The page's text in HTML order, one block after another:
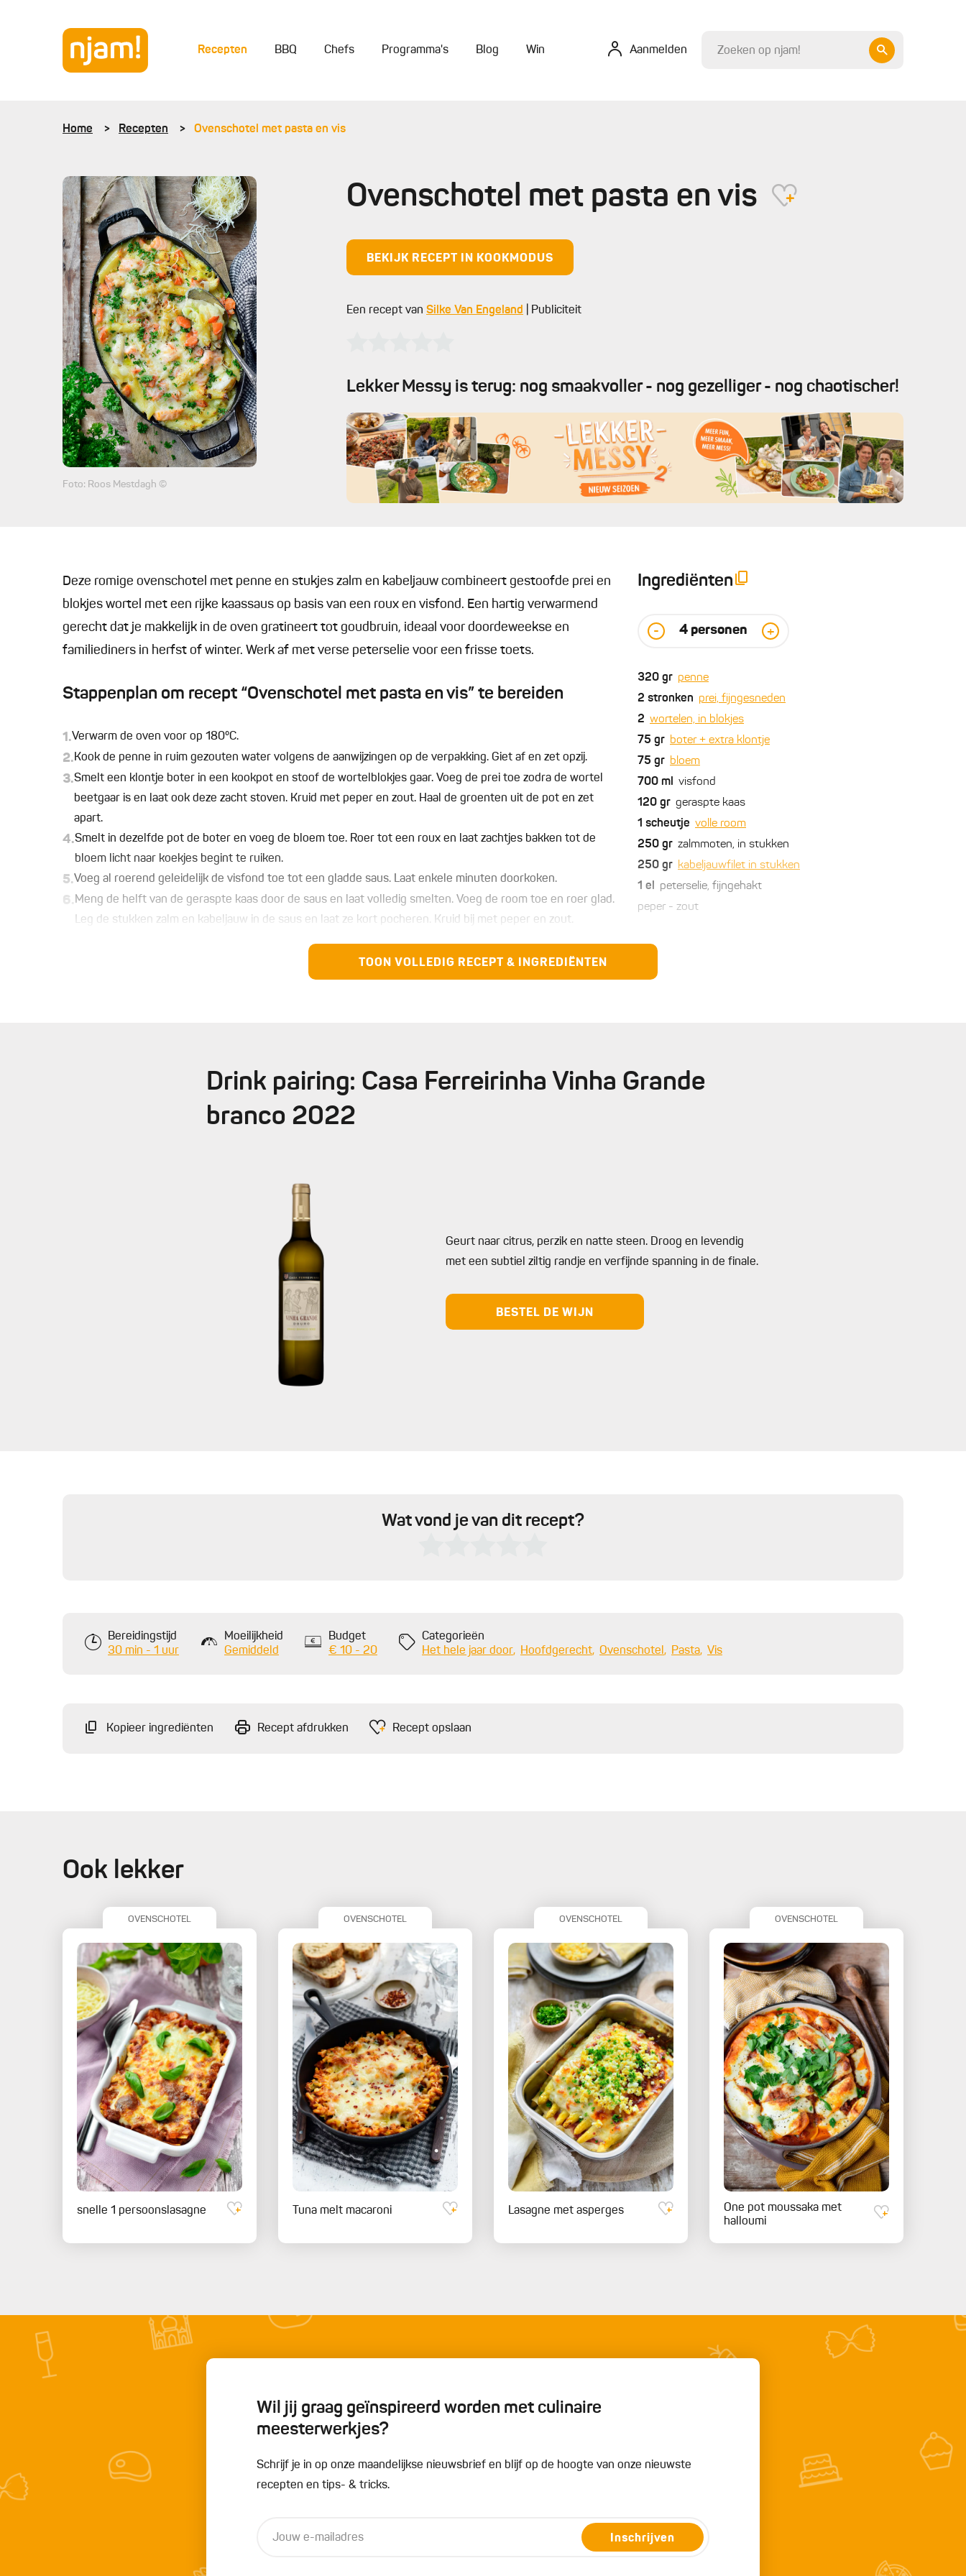
Recepten BBQ Chefs Programma's Blog Win Aanmelden
Home Recepten Ovenschotel met pasta en vis
Foto: Roos Mestdagh ©
Ovenschotel met pasta en vis
BEKIJK RECEPT IN KOOKMODUS
Een recept van Silke Van Engeland | Publiciteit
Lekker Messy is terug: nog smaakvoller - nog gezelliger - nog chaotischer!
Ingrediënten
- 4 personen +
320 gr penne
2 stronken prei, fijngesneden
2 wortelen, in blokjes
75 gr boter + extra klontje
75 gr bloem
700 ml visfond
120 gr geraspte kaas
1 scheutje volle room
250 gr zalmmoten, in stukken
250 gr kabeljauwfilet in stukken
1 el peterselie, fijngehakt
peper - zout
Deze romige ovenschotel met penne en stukjes zalm en kabeljauw combineert gestoofde prei en
blokjes wortel met een rijke kaassaus op basis van een roux en visfond. Een hartig verwarmend
gerecht dat je makkelijk in de oven gratineert tot goudbruin, ideaal voor doordeweekse en
familiediners in herfst of winter. Werk af met verse peterselie voor een frisse toets.
Stappenplan om recept “Ovenschotel met pasta en vis” te bereiden
1.Verwarm de oven voor op 180°C.
2.Kook de penne in ruim gezouten water volgens de aanwijzingen op de verpakking. Giet af en zet opzij.
3.Smelt een klontje boter in een kookpot en stoof de wortelblokjes gaar. Voeg de prei toe zodra de wortel
beetgaar is en laat ook deze zacht stoven. Kruid met peper en zout. Haal de groenten uit de pot en zet
apart.
4.Smelt in dezelfde pot de boter en voeg de bloem toe. Roer tot een roux en laat zachtjes bakken tot de
bloem licht naar koekjes begint te ruiken.
5.Voeg al roerend geleidelijk de visfond toe tot een gladde saus. Laat enkele minuten doorkoken.
6. Meng de helft van de geraspte kaas door de saus en laat volledig smelten. Voeg de room toe en roer glad.
Leg de stukken zalm en kabeljauw in de saus en laat ze kort pocheren. Kruid bij met peper en zout.
Zet de ovenschotel 20 minuten in de oven tot de bovenkant mooi goudbruin is.
TOON VOLLEDIG RECEPT & INGREDIËNTEN
Drink pairing: Casa Ferreirinha Vinha Grande
branco 2022
Geurt naar citrus, perzik en natte steen. Droog en levendig
met een subtiel ziltig randje en verfijnde spanning in de finale.
BESTEL DE WIJN
Wat vond je van dit recept?
Bereidingstijd
30 min - 1 uur
Moeilijkheid
Gemiddeld
Budget
€ 10 - 20
Categorieën
Het hele jaar door
Hoofdgerecht Ovenschotel Pasta Vis
Kopieer ingrediënten Recept afdrukken Recept opslaan
Ook lekker
OVENSCHOTEL
snelle 1 persoonslasagne
OVENSCHOTEL
Tuna melt macaroni
OVENSCHOTEL
Lasagne met asperges
OVENSCHOTEL
One pot moussaka met
halloumi
Wil jij graag geïnspireerd worden met culinaire
meesterwerkjes?
Schrijf je in op onze maandelijkse nieuwsbrief en blijf op de hoogte van onze nieuwste
recepten en tips- & tricks.
Inschrijven